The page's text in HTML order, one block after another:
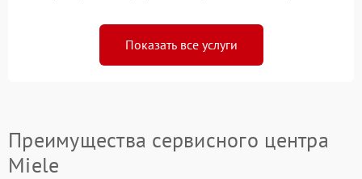
Показать все услуги
Преимущества сервисного центра
Miele